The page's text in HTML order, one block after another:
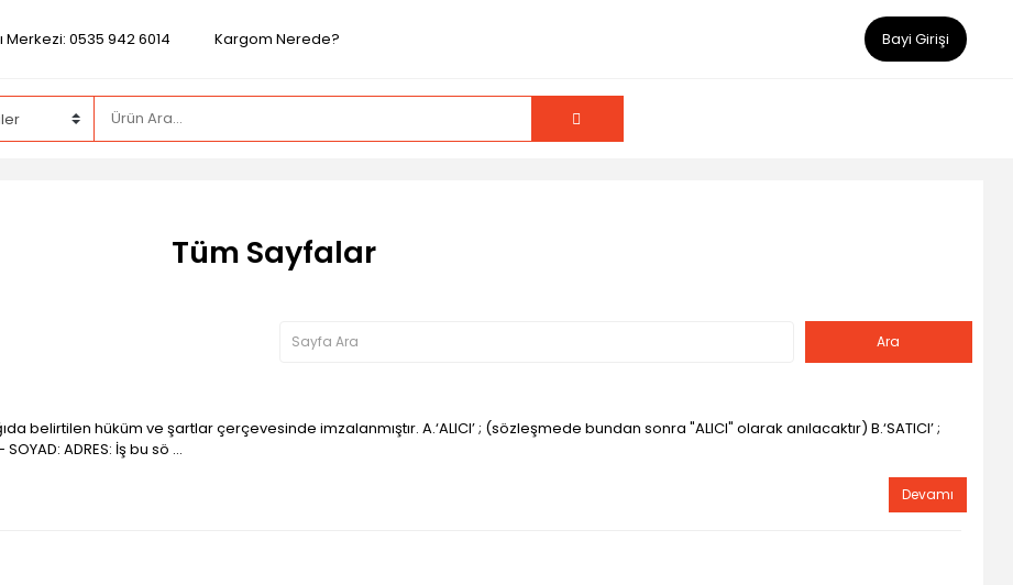
Merkezi: 0535 942 6014 Kargom Nerede? Bayi Girişi
Tüm Sayfalar
belirtilen hüküm ve şartlar çerçevesinde imzalanmıştır. A.‘ALICI’ ; (sözleşmede bundan sonra "ALICI" olarak anılacaktır) B.‘SATICI’ ;
ADRES: İş bu sö ...
Devamı